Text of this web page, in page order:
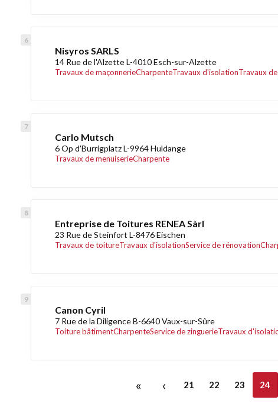
Nisyros SARLS
14 Rue de l'Alzette L-4010 Esch-sur-Alzette
Travaux de maçonnerieCharpenteTravaux d'isolationTravaux
Carlo Mutsch
6 Op d'Burrigplatz L-9964 Huldange
Travaux de menuiserieCharpente
Entreprise de Toitures RENEA Sàrl
23 Rue de Steinfort L-8476 Eischen
Travaux de toitureTravaux d'isolationService de rénovation
Canon Cyril
7 Rue de la Diligence B-6640 Vaux-sur-Sûre
Toiture bâtimentCharpenteService de zinguerieTravaux
« ‹ 21 22 23 24